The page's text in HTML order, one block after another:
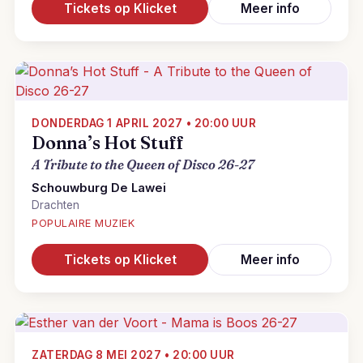
Tickets op Klicket Meer info
DONDERDAG 1 APRIL 2027 • 20:00 UUR
Donna’s Hot Stuff
A Tribute to the Queen of Disco 26-27
Schouwburg De Lawei
Drachten
POPULAIRE MUZIEK
Tickets op Klicket Meer info
ZATERDAG 8 MEI 2027 • 20:00 UUR